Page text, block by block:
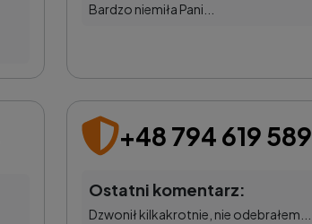
Bardzo niemiła Pani...
+48 794 619 589
Ostatni komentarz:
Dzwonił kilkakrotnie, nie odebrałem...